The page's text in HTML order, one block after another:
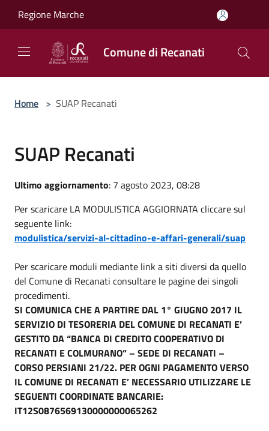
Regione Marche
Comune di Recanati
Home > SUAP Recanati
SUAP Recanati
Ultimo aggiornamento: 7 agosto 2023, 08:28
Per scaricare LA MODULISTICA AGGIORNATA cliccare sul
seguente link:
modulistica/servizi-al-cittadino-e-affari-generali/suap
Per scaricare moduli mediante link a siti diversi da quello
del Comune di Recanati consultare le pagine dei singoli
procedimenti.
SI COMUNICA CHE A PARTIRE DAL 1° GIUGNO 2017 IL
SERVIZIO DI TESORERIA DEL COMUNE DI RECANATI E’
GESTITO DA “BANCA DI CREDITO COOPERATIVO DI
RECANATI E COLMURANO” – SEDE DI RECANATI –
CORSO PERSIANI 21/22. PER OGNI PAGAMENTO VERSO
IL COMUNE DI RECANATI E’ NECESSARIO UTILIZZARE LE
SEGUENTI COORDINATE BANCARIE:
IT12S0876569130000000065262